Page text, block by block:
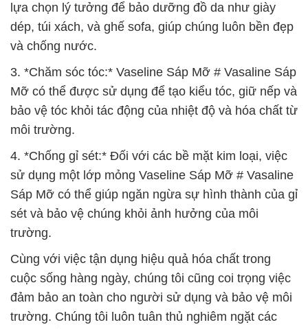
lựa chọn lý tưởng để bảo dưỡng đồ da như giày
dép, túi xách, và ghế sofa, giúp chúng luôn bền đẹp
và chống nước.
3. *Chăm sóc tóc:* Vaseline Sáp Mỡ # Vasaline Sáp
Mỡ có thể được sử dụng để tạo kiểu tóc, giữ nếp và
bảo vệ tóc khỏi tác động của nhiệt độ và hóa chất từ
môi trường.
4. *Chống gỉ sét:* Đối với các bề mặt kim loại, việc
sử dụng một lớp mỏng Vaseline Sáp Mỡ # Vasaline
Sáp Mỡ có thể giúp ngăn ngừa sự hình thành của gỉ
sét và bảo vệ chúng khỏi ảnh hưởng của môi
trường.
Cùng với việc tận dụng hiệu quả hóa chất trong
cuộc sống hàng ngày, chúng tôi cũng coi trọng việc
đảm bảo an toàn cho người sử dụng và bảo vệ môi
trường. Chúng tôi luôn tuân thủ nghiêm ngặt các